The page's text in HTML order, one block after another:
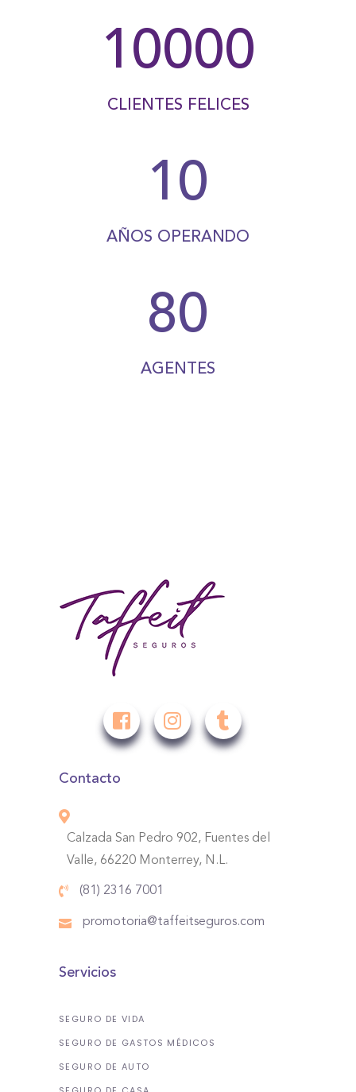
10000
CLIENTES FELICES
1 0
AÑOS OPERANDO
80
AGENTES
Contacto
Calzada San Pedro 902, Fuentes del
Valle, 66220 Monterrey, N.L.
(81) 2316 7001
promotoria@taffeitseguros.com
Servicios
SEGURO DE VIDA
SEGURO DE GASTOS MÉDICOS
SEGURO DE AUTO